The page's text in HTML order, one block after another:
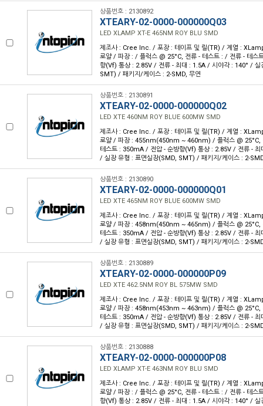
상품번호 : 2130892
XTEARY-02-0000-000000Q03
LED XLAMP XT-E 465NM ROY BLU SMD
제조사 : Cree Inc. / 포장 : 테이프 및 릴(TR) / 계열 :
로얄 / 파장 : / 플럭스 @ 25°C, 전류 - 테스트 : / 전류 - 테스
향(Vf) 통상 : 2.85V / 전류 - 최대 : 1.5A / 시야각 : 140° / 실
SMT) / 패키지/케이스 : 2-SMD, 무연
상품번호 : 2130891
XTEARY-02-0000-000000Q02
LED XTE 460NM ROY BLUE 600MW SMD
제조사 : Cree Inc. / 포장 : 테이프 및 릴(TR) / 계열 :
로얄 / 파장 : 455nm(450nm ~ 460nm) / 플럭스 @ 25°C,
테스트 : 350mA / 전압 - 순방향(Vf) 통상 : 2.85V / 전류 -
/ 실장 유형 : 표면실장(SMD, SMT) / 패키지/케이스 : 2-
상품번호 : 2130890
XTEARY-02-0000-000000Q01
LED XTE 465NM ROY BLUE 600MW SMD
제조사 : Cree Inc. / 포장 : 테이프 및 릴(TR) / 계열 :
로얄 / 파장 : 458nm(450nm ~ 465nm) / 플럭스 @ 25°C,
테스트 : 350mA / 전압 - 순방향(Vf) 통상 : 2.85V / 전류 -
/ 실장 유형 : 표면실장(SMD, SMT) / 패키지/케이스 : 2-
상품번호 : 2130889
XTEARY-02-0000-000000P09
LED XTE 462.5NM ROY BL 575MW SMD
제조사 : Cree Inc. / 포장 : 테이프 및 릴(TR) / 계열 :
로얄 / 파장 : 458nm(453nm ~ 463nm) / 플럭스 @ 25°C,
테스트 : 350mA / 전압 - 순방향(Vf) 통상 : 2.85V / 전류 -
/ 실장 유형 : 표면실장(SMD, SMT) / 패키지/케이스 : 2-
상품번호 : 2130888
XTEARY-02-0000-000000P08
LED XLAMP XT-E 463NM ROY BLU SMD
제조사 : Cree Inc. / 포장 : 테이프 및 릴(TR) / 계열 :
로얄 / 파장 : / 플럭스 @ 25°C, 전류 - 테스트 : / 전류 - 테스
향(Vf) 통상 : 2.85V / 전류 - 최대 : 1.5A / 시야각 : 140° / 실